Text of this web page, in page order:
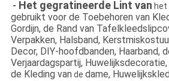
- Het gegratineerde Lint van het
gebruikt voor de Toebehoren van
Gordijn, de Rand van
Verpakken, Halsband,
Decor, DIY-hoofdbanden, Haarband,
Verjaardagspartij,
de Kleding van de dame,